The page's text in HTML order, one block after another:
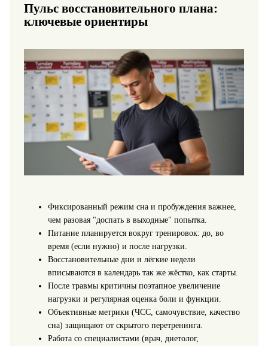
Пульс восстановительного плана:
ключевые ориентиры
Фиксированный режим сна и пробуждения важнее,
чем разовая "доспать в выходные" попытка.
Питание планируется вокруг тренировок: до, во
время (если нужно) и после нагрузки.
Восстановительные дни и лёгкие недели
вписываются в календарь так же жёстко, как старты.
После травмы критичны поэтапное увеличение
нагрузки и регулярная оценка боли и функции.
Объективные метрики (ЧСС, самочувствие, качество
сна) защищают от скрытого перетренинга.
Работа со специалистами (врач, диетолог,